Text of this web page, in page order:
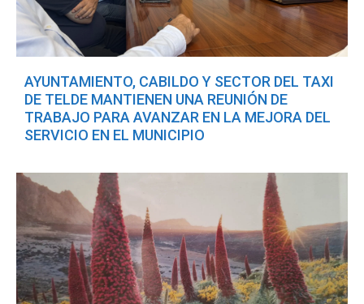
AYUNTAMIENTO, CABILDO Y SECTOR DEL TAXI
DE TELDE MANTIENEN UNA REUNIÓN DE
TRABAJO PARA AVANZAR EN LA MEJORA DEL
SERVICIO EN EL MUNICIPIO